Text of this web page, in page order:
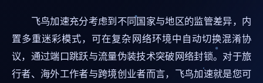
飞鸟加速充分考虑到不同国家与地区的监管差异，内
置多重迷彩模式，可在复杂网络环境中自动切换混淆协
议，通过端口跳跃与流量伪装技术突破网络封锁。对于旅
行者、海外工作者与跨境创业者而言，飞鸟加速就是您可